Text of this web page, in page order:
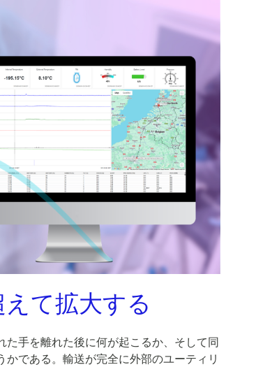
て拡大する
手を離れた後に何が起こるか、そして同
である。輸送が完全に外部のユーティリ